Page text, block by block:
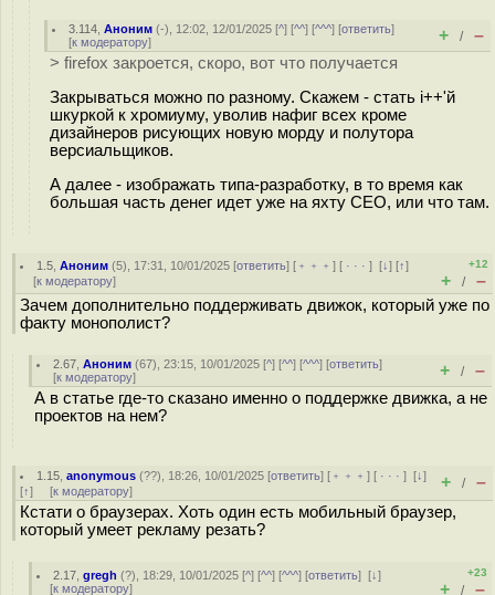
3.114 ,Аноним (-), 12:02, 12/01/2025 [^] [^^] [^^^] [ответить]
[к модератору] + / –
> firefox закроется, скоро, вот что получается
Закрываться можно по разному. Скажем - стать i++'й
шкуркой к хромиуму, уволив нафиг всех кроме
дизайнеров рисующих новую морду и полутора
версиальщиков.
А далее - изображать типа-разработку, в то время как
большая часть денег идет уже на яхту CEO, или что там.
1.5 ,Аноним (5), 17:31, 10/01/2025 [ответить] [ ﹢﹢﹢] [ · · ·][↓] [↑]
[к модератору]
+12
+ / –
Зачем дополнительно поддерживать движок, который уже по
факту монополист?
2.67 ,Аноним (67), 23:15, 10/01/2025 [^] [^^] [^^^] [ответить]
[к модератору] + / –
А в статье где-то сказано именно о поддержке движка, а не
проектов на нем?
1.15 ,anonymous (??), 18:26, 10/01/2025 [ответить] [ ﹢﹢﹢] [ · · ·][↓]
[↑] [к модератору] + / –
Кстати о браузерах. Хоть один есть мобильный браузер,
который умеет рекламу резать?
2.17 ,gregh (?), 18:29, 10/01/2025 [^] [^^] [^^^] [ответить][↓]
[к модератору]
+23
+ / –